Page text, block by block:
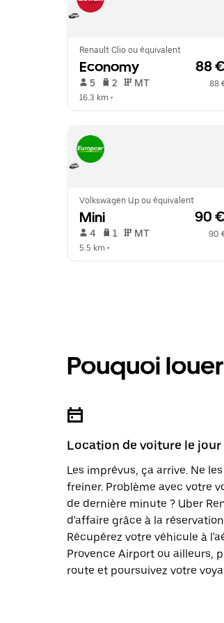
Renault Clio ou équivalent
Economy 88 €
5 2 MT
88
16.3 km •
Volkswagen Up ou équivalent
Mini 90 €
4 1 MT
90
5.5 km •
Pouquoi
Location de voiture le jour
Les imprévus, ça arrive. Ne
freiner. Problème avec votre
de dernière minute ? Uber
d'affaire grâce à la
Récupérez votre véhicule à
Provence Airport ou ailleurs,
route et poursuivez votre